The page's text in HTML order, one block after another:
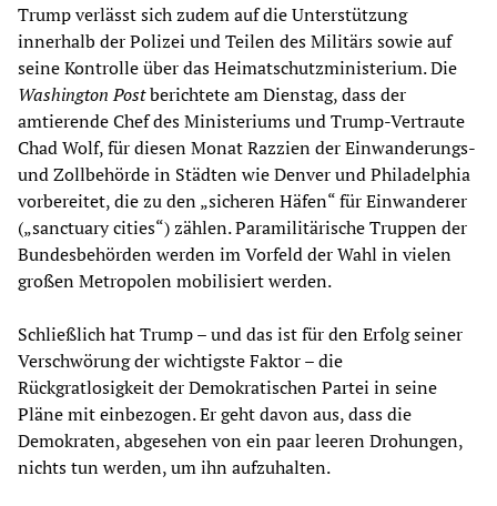
Trump verlässt sich zudem auf die Unterstützung
innerhalb der Polizei und Teilen des Militärs sowie auf
seine Kontrolle über das Heimatschutzministerium. Die
Washington Postberichtete am Dienstag, dass der
amtierende Chef des Ministeriums und Trump-Vertraute
Chad Wolf, für diesen Monat Razzien der Einwanderungs-
und Zollbehörde in Städten wie Denver und Philadelphia
vorbereitet, die zu den „sicheren Häfen“ für Einwanderer
(„sanctuary cities“) zählen. Paramilitärische Truppen der
Bundesbehörden werden im Vorfeld der Wahl in vielen
großen Metropolen mobilisiert werden.
Schließlich hat Trump – und das ist für den Erfolg seiner
Verschwörung der wichtigste Faktor – die
Rückgratlosigkeit der Demokratischen Partei in seine
Pläne mit einbezogen. Er geht davon aus, dass die
Demokraten, abgesehen von ein paar leeren Drohungen,
nichts tun werden, um ihn aufzuhalten.